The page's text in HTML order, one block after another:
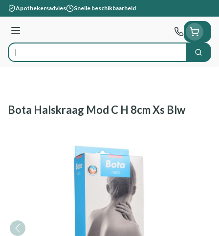
Ga naar de inhoud
Apothekersadvies Snelle beschikbaarheid
Menu
Product, merk, categorie... Zoek
Bota Halskraag Mod C H 8cm Xs Blw